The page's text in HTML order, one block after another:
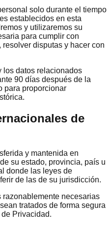
solo durante el tiempo
establecidos en esta
y utilizaremos su
para cumplir con
disputas y hacer con
los datos relacionados
90 días después de la
para proporcionar
de
y mantenida en
su estado, provincia, país u
donde las leyes de
de las de su jurisdicción.
razonablemente necesarias
tratados de forma segura
Privacidad.